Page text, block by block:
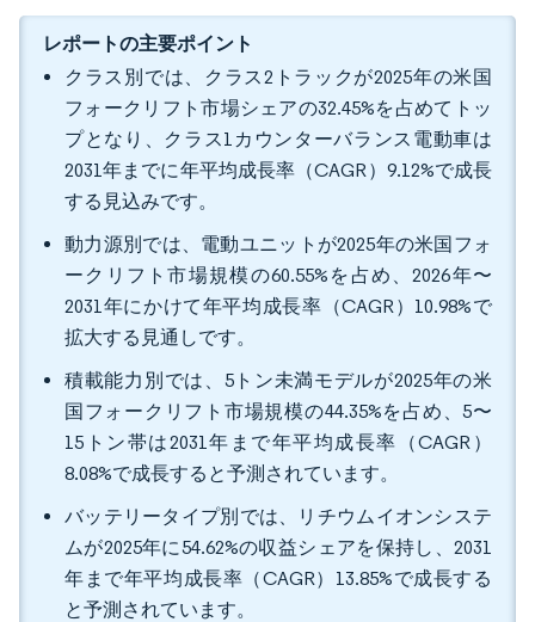
レポートの主要ポイント
クラス別では、クラス2トラックが2025年の米国
フォークリフト市場シェアの32.45%を占めてトッ
プとなり、クラス1カウンターバランス電動車は
2031年までに年平均成長率（CAGR）9.12%で成長
する見込みです。
動力源別では、電動ユニットが2025年の米国フォ
ークリフト市場規模の60.55%を占め、2026年〜
2031年にかけて年平均成長率（CAGR）10.98%で
拡大する見通しです。
積載能力別では、5トン未満モデルが2025年の米
国フォークリフト市場規模の44.35%を占め、5〜
15トン帯は2031年まで年平均成長率（CAGR）
8.08%で成長すると予測されています。
バッテリータイプ別では、リチウムイオンシステ
ムが2025年に54.62%の収益シェアを保持し、2031
年まで年平均成長率（CAGR）13.85%で成長する
と予測されています。